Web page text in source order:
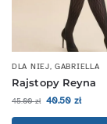
DLA NIEJ,GABRIELLA
Rajstopy Reyna
45.00zł 40.50 zł